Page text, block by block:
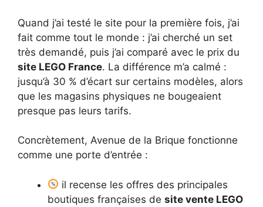
Quand j’ai testé le site pour la première fois, j’ai
fait comme tout le monde : j’ai cherché un set
très demandé, puis j’ai comparé avec le prix du
site LEGO France. La différence m’a calmé :
jusqu’à 30 % d’écart sur certains modèles, alors
que les magasins physiques ne bougeaient
presque pas leurs tarifs.
Concrètement, Avenue de la Brique fonctionne
comme une porte d’entrée :
il recense les offres des principales
boutiques françaises de site vente LEGO